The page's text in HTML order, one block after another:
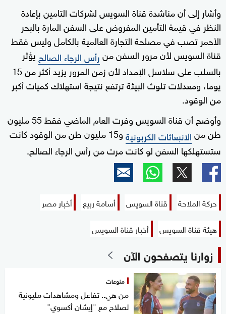
وأشار إلى أن مناشدة قناة السويس لشركات التامين بإعادة
النظر في قيمة التأمين المفروض على السفن المارة بالبحر
الأحمر تصب في مصلحة التجارة العالمية بالكامل وليس فقط
قناة السويس لأن مرور السفن منرأس الرجاء الصالح يؤثر
بالسلب على سلاسل الإمداد لأن زمن المرور يزيد أكثر من 15
يوما، ومعدلات تلوث البيئة ترتفع نتيجة استهلاك كميات أكبر
من الوقود.
وأوضح أن قناة السويس وفرت العام الماضي فقط 55 مليون
طن منالانبعاثات الكربونية
و15 مليون طن من الوقود كانت
ستستهلكها السفن لو كانت مرت من رأس الرجاء الصالح.
حركة الملاحة قناة السويس أسامة ربيع
أخبار مصر
هيئة قناة السويس
أخبار قناة السويس
زوارنا يتصفحون الآن
منوعات
من هي.. تفاعل ومشاهدات مليونية
لصلاح مع "إيشان أكسوي"